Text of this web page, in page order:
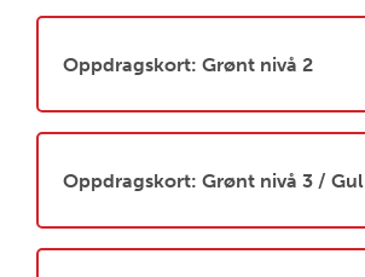
Oppdragskort: Grønt nivå 2
Oppdragskort: Grønt nivå 3 / Gul